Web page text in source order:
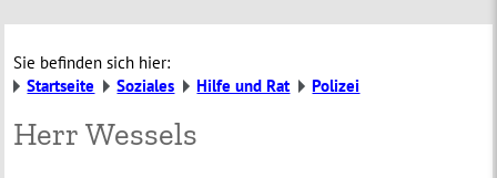
Sie befinden sich hier:
Startseite
Soziales Hilfe und Rat Polizei
Herr Wessels